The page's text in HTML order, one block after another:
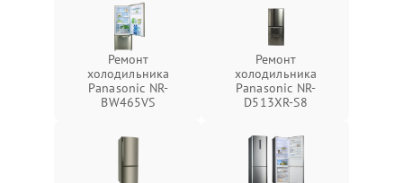
Ремонт
холодильника
Panasonic NR-
BW465VS
Ремонт
холодильника
Panasonic NR-
D513XR-S8